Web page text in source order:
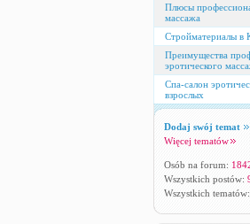
Плюсы
массажа
Стройматериалы в
Преимущества
эротического
Спа-салон
взрослых
Dodaj swój temat
Więcej tematów
Osób na forum:
Wszystkich postów:
Wszystkich tematów: